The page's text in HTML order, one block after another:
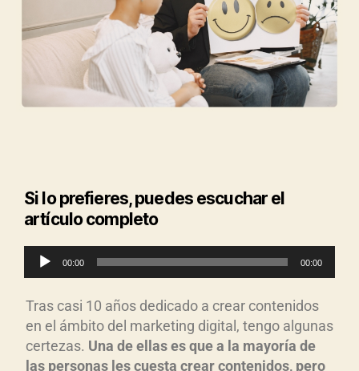
Si lo prefieres, puedes escuchar el
artículo completo
e
p
r
o
d
00:00 00:00
Tras casi 10 años dedicado a crear contenidos
en el ámbito del marketing digital, tengo algunas
certezas. Una de ellas es que a la mayoría de
las personas les cuesta crear contenidos, pero